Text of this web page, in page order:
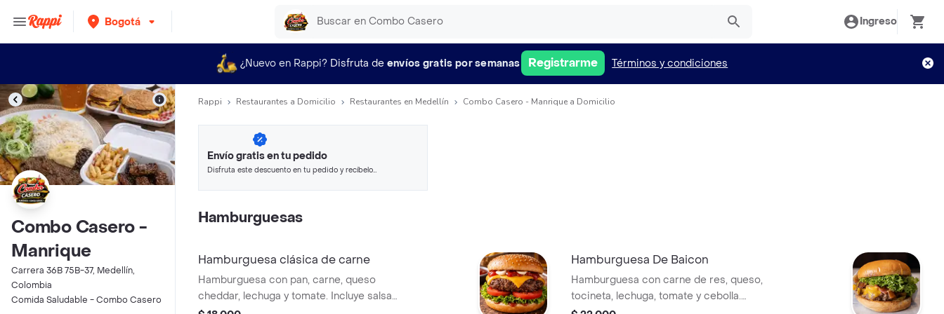
Bogotá Ingreso
¿Nuevo en Rappi? Disfruta de envíos gratis por semanas Registrarme Términos y condiciones
Combo Casero -
Manrique
Carrera 36B 75B-37, Medellín,
Colombia
Comida Saludable - Combo Casero
Rappi Restaurantes a Domicilio Restaurantes en Medellín Combo Casero - Manrique a Domicilio
Envío gratis en tu pedido
Disfruta este descuento en tu pedido y recíbelo
Hamburguesas
Hamburguesa clásica de carne
Hamburguesa con pan, carne, queso
cheddar, lechuga y tomate. Incluye salsas:
Hamburguesa De Baicon
Hamburguesa con carne de res, queso,
tocineta, lechuga, tomate y cebolla.